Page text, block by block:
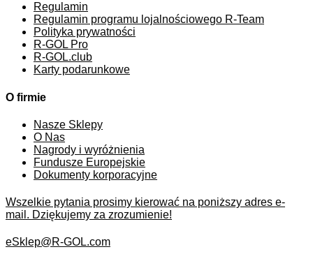
Regulamin
Regulamin programu lojalnościowego R-Team
Polityka prywatności
R-GOL Pro
R-GOL.club
Karty podarunkowe
O firmie
Nasze Sklepy
O Nas
Nagrody i wyróżnienia
Fundusze Europejskie
Dokumenty korporacyjne
Wszelkie pytania prosimy kierować na poniższy adres e-
mail. Dziękujemy za zrozumienie!
eSklep@R-GOL.com